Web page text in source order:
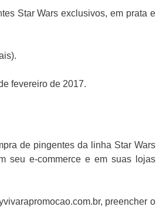
Star Wars exclusivos, em prata e
fevereiro de 2017.
de pingentes da linha Star Wars
seu e-commerce e em suas lojas
preencher o